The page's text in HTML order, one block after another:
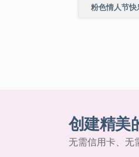
粉色情人节
创建精美
无需信用卡、无